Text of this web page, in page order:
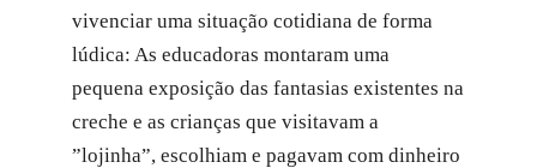
vivenciar uma situação cotidiana de forma
lúdica: As educadoras montaram uma
pequena exposição das fantasias existentes na
creche e as crianças que visitavam a
”lojinha”, escolhiam e pagavam com dinheiro